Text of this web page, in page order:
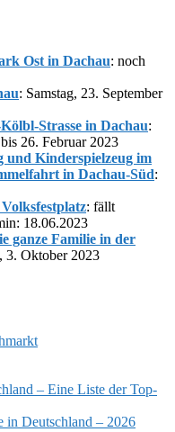
Ost in Dachau: noch
: Samstag, 23. September
Strasse in Dachau:
26. Februar 2023
Kinderspielzeug im
in Dachau-Süd:
: fällt
18.06.2023
ganze Familie in der
3. Oktober 2023
– Eine Liste der Top-
in Deutschland – 2026